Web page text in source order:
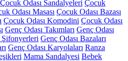
Çocuk Odası Sandalyeleri Çocuk
Odası Masası Çocuk Odası Bazası
Çocuk Odası Komodini Çocuk Odası
Genç Odası Takımları Genç Odası
Şifonyerleri Genç Odası Bazaları
Genç Odası Karyolaları Ranza
Mama Sandalyesi Bebek